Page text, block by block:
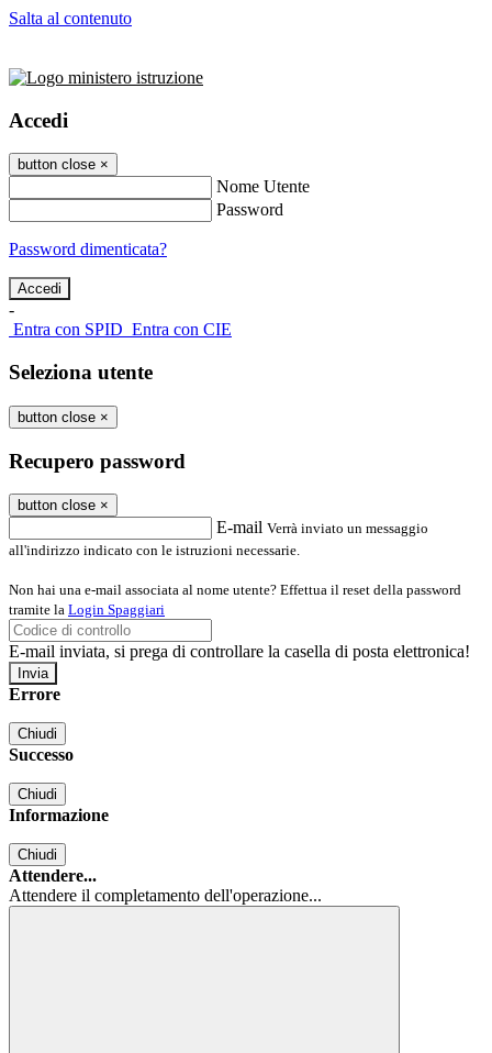
Salta al contenuto
Accedi
button close ×
Nome Utente
Password
Password dimenticata?
-
Entra con SPID Entra con CIE
Seleziona utente
button close ×
Recupero password
button close ×
E-mail Verrà inviato un messaggio
all'indirizzo indicato con le istruzioni necessarie.
Non hai una e-mail associata al nome utente? Effettua il reset della password
tramite la Login Spaggiari
E-mail inviata, si prega di controllare la casella di posta elettronica!
Errore
Chiudi
Successo
Chiudi
Informazione
Chiudi
Attendere...
Attendere il completamento dell'operazione...